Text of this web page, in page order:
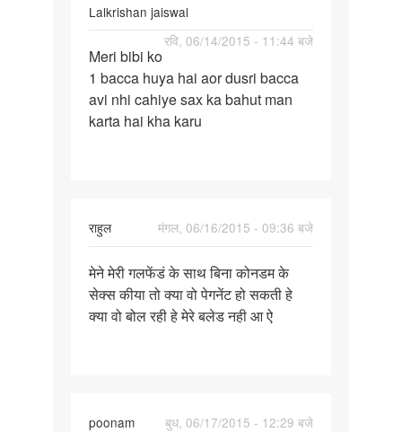
Lalkrishan jaiswal
रवि, 06/14/2015 - 11:44 बजे
Meri
bibi
ko
1
Meri bibi ko
1 bacca huya hai aor dusri bacca
avi nhi cahiye sax ka bahut man
karta hai kha karu
राहुल
मंगल, 06/16/2015 - 09:36 बजे
मेने
मेरी
गलफेंडं
मेने मेरी गलफेंडं के साथ बिना कोनडम के
सेक्स कीया तो क्या वो पेगनेंट हो सकती हे
क्या वो बोल रही हे मेरे बलेड नही आ ऐ
poonam
बुध, 06/17/2015 - 12:29 बजे